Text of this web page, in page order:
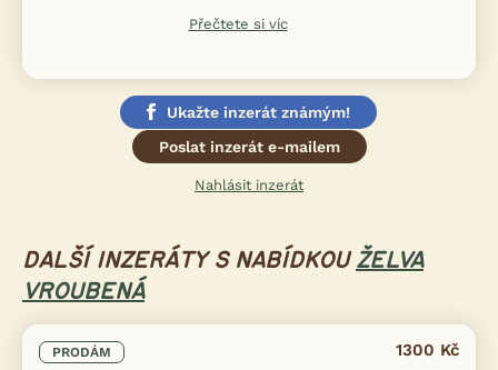
Přečtete si víc
Ukažte inzerát známým!
Poslat inzerát e-mailem
Nahlásit inzerát
DALŠÍ INZERÁTY S NABÍDKOU ŽELVA
VROUBENÁ
PRODÁM 1300 Kč